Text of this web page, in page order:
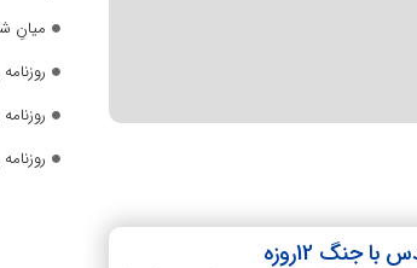
میانِ
روزنامه
روزنامه
روزنامه